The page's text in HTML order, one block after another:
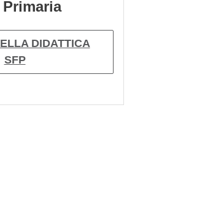
DIDATTICA
SFP